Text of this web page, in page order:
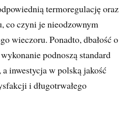
termoregulację oraz
co czyni je nieodzownym
wieczoru. Ponadto, dbałość o
podnoszą standard
inwestycja w polską jakość
i długotrwałego